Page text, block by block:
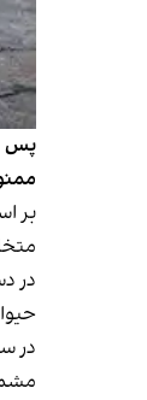
پس
بر
در